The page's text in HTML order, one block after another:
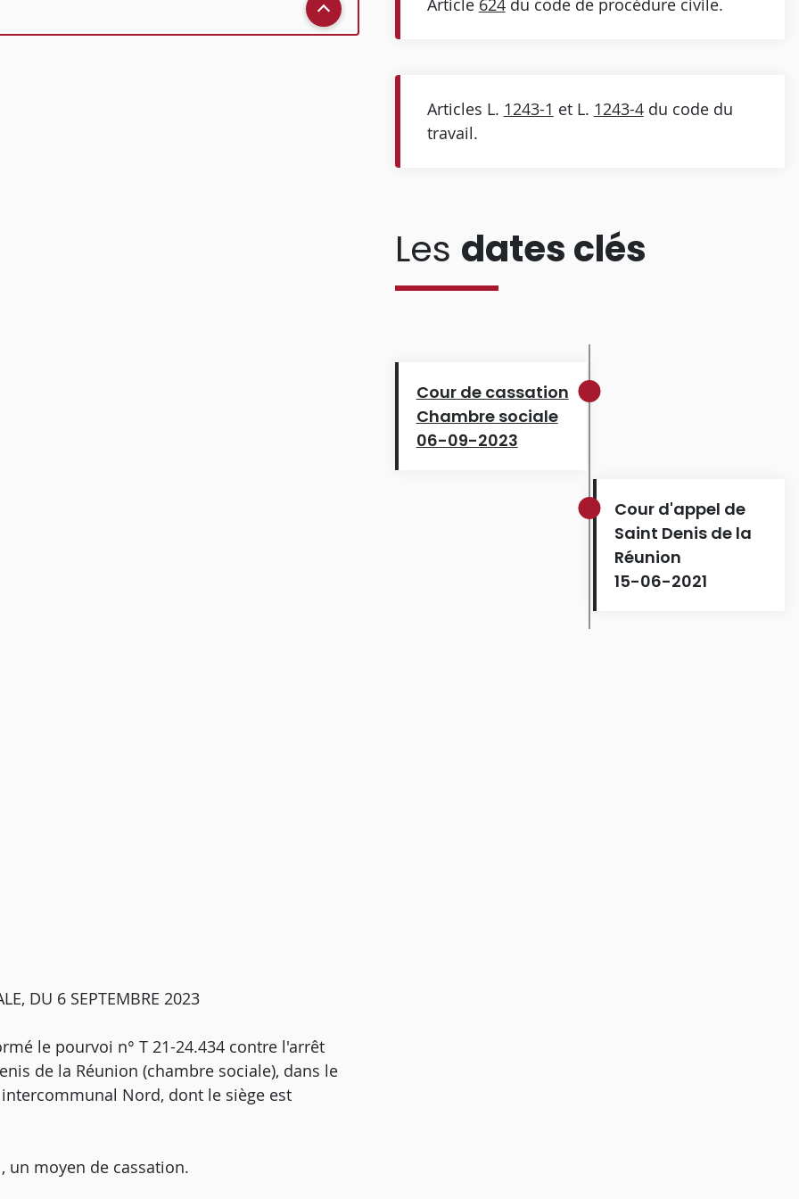
DU 6 SEPTEMBRE 2023
le pourvoi n° T 21-24.434 contre l'arrêt
de la Réunion (chambre sociale), dans le
Nord, dont le siège est
un moyen de cassation.
Article 624du code de procédure civile.
Articles L. 1243-1 et L. 1243-4du code du
travail.
Les dates clés
Cour de cassation
Chambre sociale
06-09-2023
Cour d'appel de
Saint Denis de la
Réunion
15-06-2021